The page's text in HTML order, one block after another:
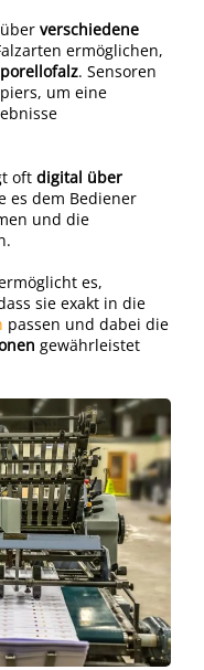
verschiedene
ermöglichen,
. Sensoren
um eine
oft digital über
es dem Bediener
und die
es,
sie exakt in die
passen und dabei die
gewährleistet